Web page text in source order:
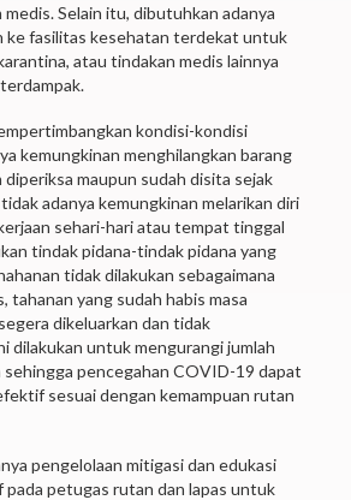
Selain itu, dibutuhkan adanya
ke fasilitas kesehatan terdekat untuk
atau tindakan medis lainnya
kondisi-kondisi
kemungkinan menghilangkan barang
maupun sudah disita sejak
adanya kemungkinan melarikan diri
sehari-hari atau tempat tinggal
tindak pidana-tindak pidana yang
tidak dilakukan sebagaimana
tahanan yang sudah habis masa
dikeluarkan dan tidak
dilakukan untuk mengurangi jumlah
sehingga pencegahan COVID-19 dapat
sesuai dengan kemampuan rutan
pengelolaan mitigasi dan edukasi
pada petugas rutan dan lapas untuk